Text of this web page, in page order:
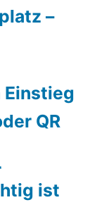
–
Einstieg
QR
ist